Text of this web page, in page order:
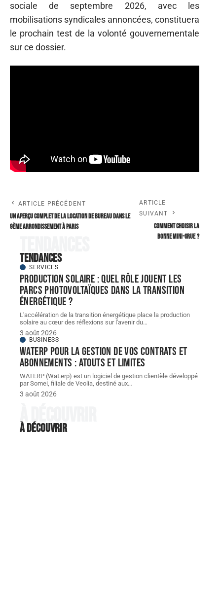
sociale de septembre 2026, avec les
mobilisations syndicales annoncées, constituera
le prochain test de la volonté gouvernementale
sur ce dossier.
ARTICLE PRÉCÉDENT
Un aperçu complet de la location de bureau dans le
9ème arrondissement à Paris
ARTICLE
SUIVANT
Comment choisir la
bonne mini-grue ?
Tendances
SERVICES
Production solaire : quel rôle jouent les
parcs photovoltaïques dans la transition
énergétique ?
L'accélération de la transition énergétique place la production
solaire au cœur des réflexions sur l'avenir du…
3 août 2026
BUSINESS
WATERP pour la gestion de vos contrats et
abonnements : atouts et limites
WATERP (Wat.erp) est un logiciel de gestion clientèle développé
par Somei, filiale de Veolia, destiné aux…
3 août 2026
À découvrir
À découvrir